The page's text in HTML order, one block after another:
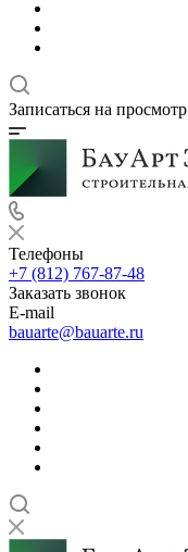
Записаться на просмотр
Телефоны
+7 (812) 767-87-48
Заказать звонок
E-mail
bauarte@bauarte.ru